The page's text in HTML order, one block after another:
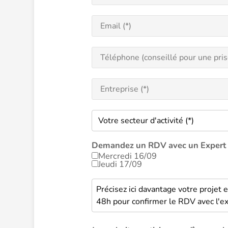
Demandez un RDV avec un Expert
Mercredi 16/09
Jeudi 17/09